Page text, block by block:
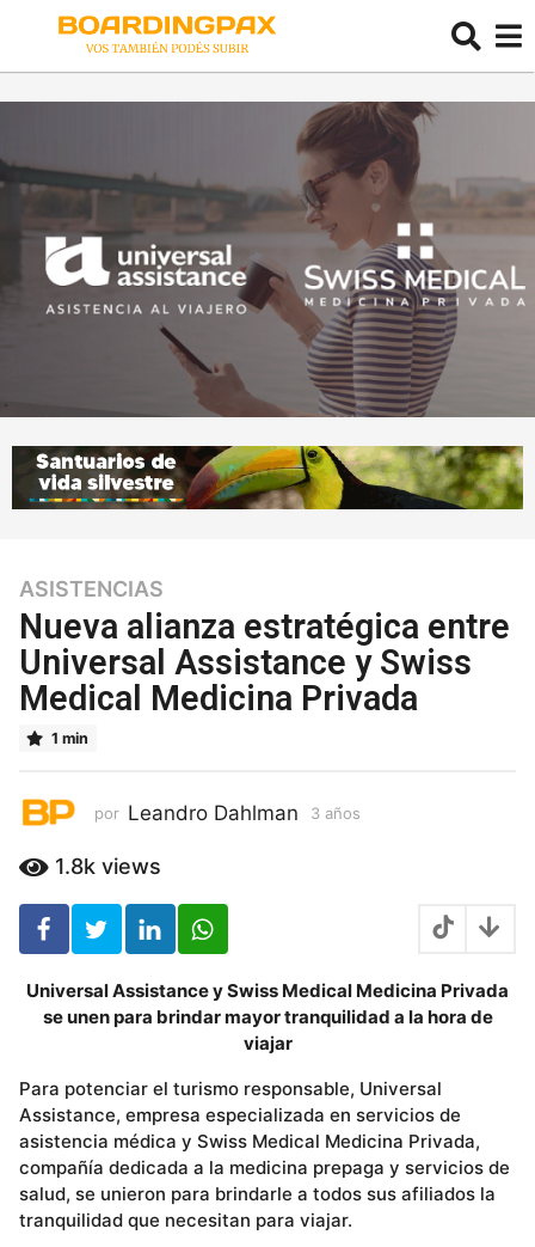
3
a
ñ
o
s
a
o
s
ASISTENCIAS
Nueva alianza estratégica entre
Universal Assistance y Swiss
Medical Medicina Privada
1 min
por Leandro Dahlman 3 años
1.8k views
Universal Assistance y Swiss Medical Medicina Privada
se unen para brindar mayor tranquilidad a la hora de
viajar
Para potenciar el turismo responsable, Universal
Assistance, empresa especializada en servicios de
asistencia médica y Swiss Medical Medicina Privada,
compañía dedicada a la medicina prepaga y servicios de
salud, se unieron para brindarle a todos sus afiliados la
tranquilidad que necesitan para viajar.